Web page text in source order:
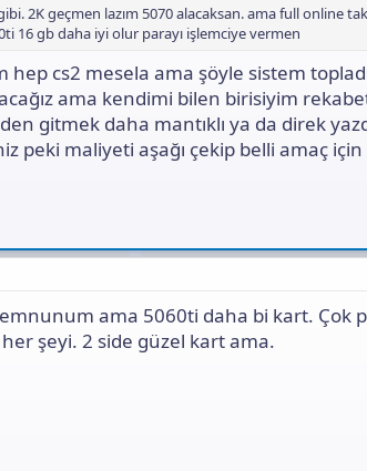
2K geçmen lazım 5070 alacaksan. ama full online
16 gb daha iyi olur parayı işlemciye vermen
hep cs2 mesela ama şöyle sistem
ama kendimi bilen birisiyim
gitmek daha mantıklı ya da direk
peki maliyeti aşağı çekip belli amaç
ama 5060ti daha bi kart. Çok
şeyi. 2 side güzel kart ama.